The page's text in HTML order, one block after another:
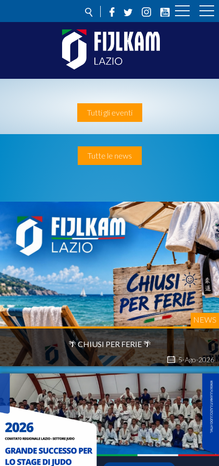
Tutti gli eventi
Tutte le news
5-Ago-2026
NEWS
🌴 CHIUSI PER FERIE 🌴